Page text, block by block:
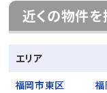
近くの物件を
エリア
福岡市東区
福